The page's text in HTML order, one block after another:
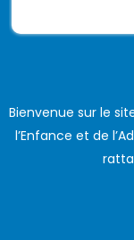
Bienvenue sur le
l’Enfance et de